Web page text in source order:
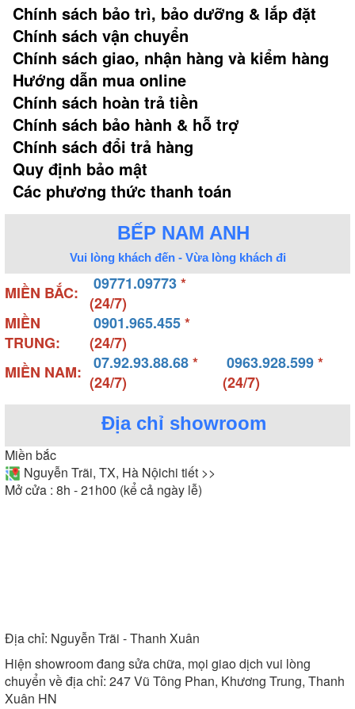
Chính sách bảo trì, bảo dưỡng & lắp đặt
Chính sách vận chuyển
Chính sách giao, nhận hàng và kiểm hàng
Hướng dẫn mua online
Chính sách hoàn trả tiền
Chính sách bảo hành & hỗ trợ
Chính sách đổi trả hàng
Quy định bảo mật
Các phương thức thanh toán
BẾP NAM ANH
Vui lòng khách đến - Vừa lòng khách đi
MIỀN BẮC: 09771.09773*
(24/7)
MIỀN
TRUNG:
0901.965.455*
(24/7)
MIỀN NAM:
07.92.93.88.68*
(24/7)
0963.928.599*
(24/7)
Địa chỉ showroom
Miền bắc
Nguyễn Trãi, TX, Hà Nộichi tiết >>
Mở cửa : 8h - 21h00 (kể cả ngày lễ)
Địa chỉ: Nguyễn Trãi - Thanh Xuân
Hiện showroom đang sửa chữa, mọi giao dịch vui lòng
chuyển về địa chỉ: 247 Vũ Tông Phan, Khương Trung, Thanh
Xuân HN